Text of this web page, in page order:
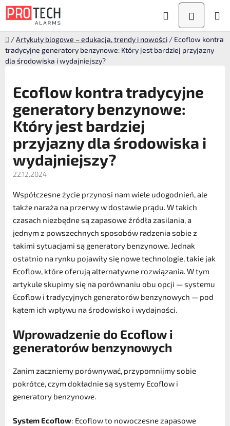
Przejść
do
Szukaj KOSZYK
Home
/Artykuły blogowe – edukacja, trendy i nowości / Ecoflow kontra
tradycyjne generatory benzynowe: Który jest bardziej przyjazny
dla środowiska i wydajniejszy?
Ecoflow kontra tradycyjne
generatory benzynowe:
Który jest bardziej
przyjazny dla środowiska i
wydajniejszy?
22.12.2024
Współczesne życie przynosi nam wiele udogodnień, ale
także naraża na przerwy w dostawie prądu. W takich
czasach niezbędne są zapasowe źródła zasilania, a
jednym z powszechnych sposobów radzenia sobie z
takimi sytuacjami są generatory benzynowe. Jednak
ostatnio na rynku pojawiły się nowe technologie, takie jak
Ecoflow, które oferują alternatywne rozwiązania. W tym
artykule skupimy się na porównaniu obu opcji — systemu
Ecoflow i tradycyjnych generatorów benzynowych — pod
kątem ich wpływu na środowisko i wydajności.
Wprowadzenie do Ecoflow i
generatorów benzynowych
Zanim zaczniemy porównywać, przypomnijmy sobie
pokrótce, czym dokładnie są systemy Ecoflow i
generatory benzynowe.
System Ecoflow: Ecoflow to nowoczesne zapasowe